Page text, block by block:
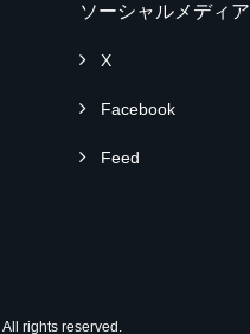
ソーシャルメディア
X
Facebook
Feed
rights reserved.